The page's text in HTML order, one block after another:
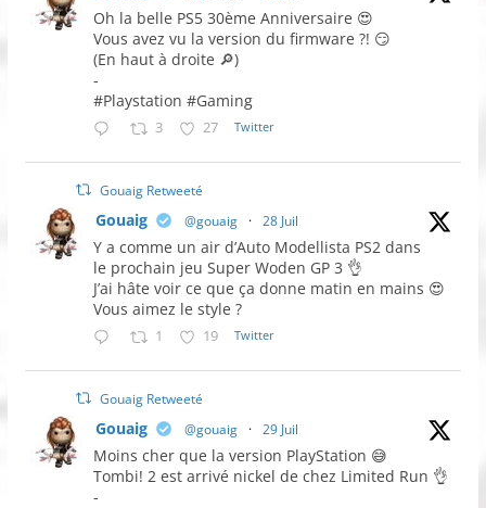
Oh la belle PS5 30ème Anniversaire 😍
Vous avez vu la version du firmware ?! 😏
(En haut à droite 🔎)
-
#Playstation #Gaming
3 27 Twitter
Gouaig Retweeté
Gouaig @gouaig · 28 Juil
Y a comme un air d’Auto Modellista PS2 dans
le prochain jeu Super Woden GP 3 👌
J’ai hâte voir ce que ça donne matin en mains 😍
Vous aimez le style ?
1 19 Twitter
Gouaig Retweeté
Gouaig @gouaig · 29 Juil
Moins cher que la version PlayStation 😅
Tombi! 2 est arrivé nickel de chez Limited Run 👌
-